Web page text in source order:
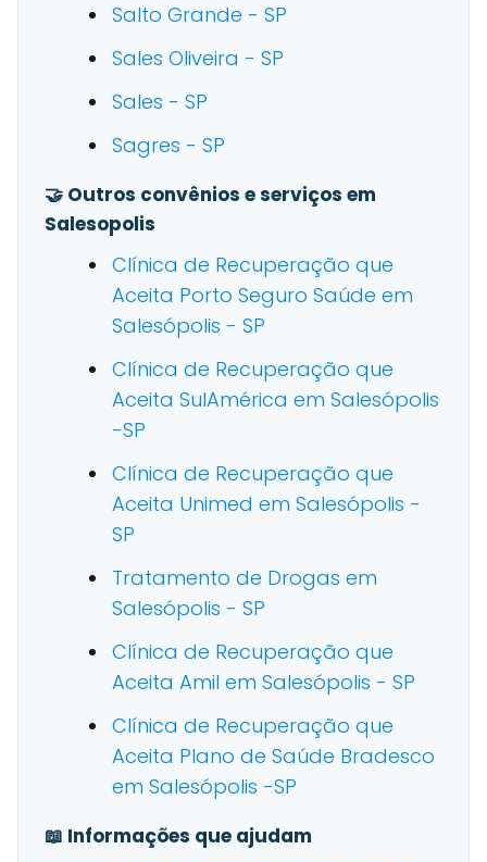
Salto Grande - SP
Sales Oliveira - SP
Sales - SP
Sagres - SP
🤝 Outros convênios e serviços em
Salesopolis
Clínica de Recuperação que
Aceita Porto Seguro Saúde em
Salesópolis - SP
Clínica de Recuperação que
Aceita SulAmérica em Salesópolis
-SP
Clínica de Recuperação que
Aceita Unimed em Salesópolis -
SP
Tratamento de Drogas em
Salesópolis - SP
Clínica de Recuperação que
Aceita Amil em Salesópolis - SP
Clínica de Recuperação que
Aceita Plano de Saúde Bradesco
em Salesópolis -SP
📖 Informações que ajudam